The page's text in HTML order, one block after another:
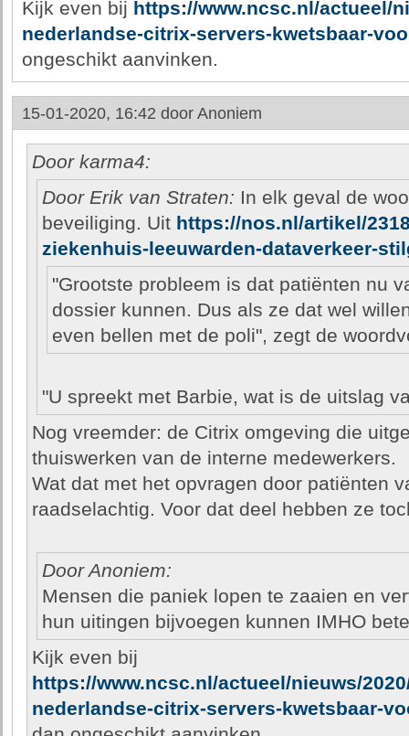
Kijk even bij https://www.ncsc.nl/actueel/
nederlandse-citrix-servers-kwetsbaar-
ongeschikt aanvinken.
15-01-2020, 16:42 door Anoniem
Door karma4:
Door Erik van Straten: In elk geval de
beveiliging. Uit https://nos.nl/artikel/
ziekenhuis-leeuwarden-dataverkeer-
"Grootste probleem is dat patiënten nu
dossier kunnen. Dus als ze dat wel
even bellen met de poli", zegt de
"U spreekt met Barbie, wat is de uitslag
Nog vreemder: de Citrix omgeving die
thuiswerken van de interne medewerkers.
Wat dat met het opvragen door patiënten
raadselachtig. Voor dat deel hebben ze
Door Anoniem:
Mensen die paniek lopen te zaaien en
hun uitingen bijvoegen kunnen IMHO
Kijk even bij
https://www.ncsc.nl/actueel/nieuws/
nederlandse-citrix-servers-kwetsbaar-